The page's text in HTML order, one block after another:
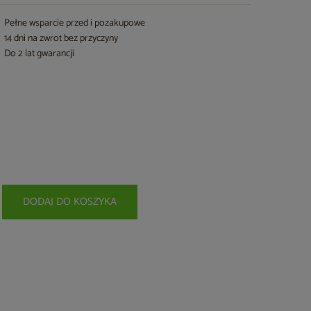
Pełne wsparcie przed i pozakupowe
14 dni na zwrot bez przyczyny
Do 2 lat gwarancji
DODAJ DO KOSZYKA